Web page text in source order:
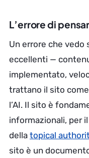
L’errore di
Un errore che vedo
eccellenti —
implementato,
trattano il sito
l’AI. Il sito è
informazionali, per
della topical
sito è un